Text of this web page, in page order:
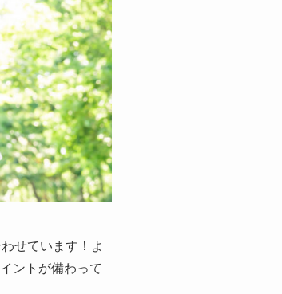
せています！よ
ントが備わって